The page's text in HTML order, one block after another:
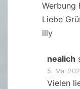
Werbung
Liebe
illy
nealich
5. Mai
Vielen